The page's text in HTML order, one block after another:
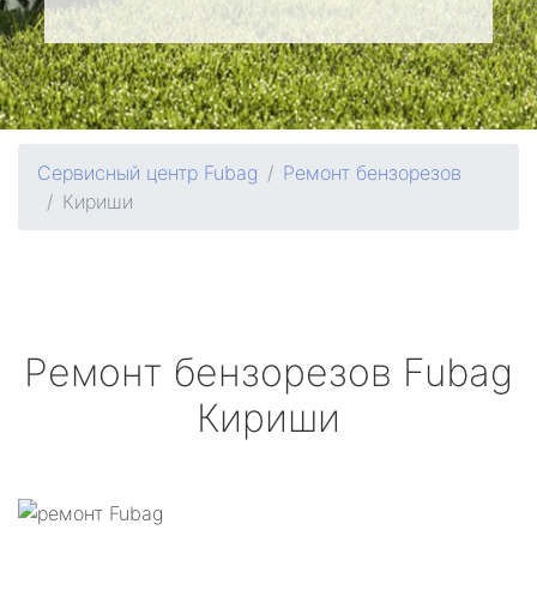
Сервисный центр Fubag
Ремонт бензорезов
Кириши
Ремонт бензорезов Fubag
Кириши